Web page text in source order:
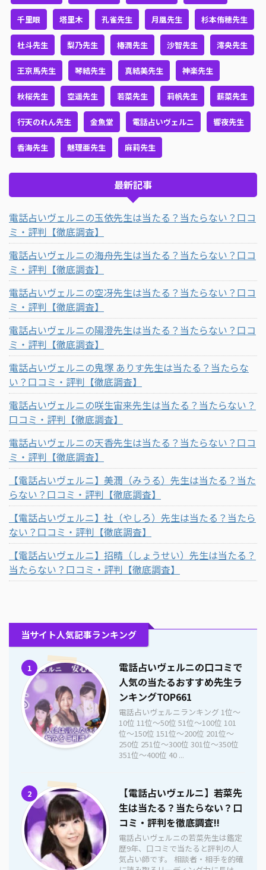
千里眼 塔里木 孔雀先生 月凰先生 杉本侑穂先生
杜斗先生 梨乃先生 椿潤先生 沙智先生 澪央先生
王京馬先生 琴結先生 真結美先生 神楽先生
秋桜先生 空遥先生 若菜先生 莉帆先生 薪菜先生
行天のれん先生 金魚堂 電話占いヴェルニ 響夜先生
香海先生 魅理亜先生 麻莉先生
最新記事
電話占いヴェルニの玉依先生は当たる？当たらない？口コ
ミ・評判【徹底調査】
電話占いヴェルニの海舟先生は当たる？当たらない？口コ
ミ・評判【徹底調査】
電話占いヴェルニの空冴先生は当たる？当たらない？口コ
ミ・評判【徹底調査】
電話占いヴェルニの陽澄先生は当たる？当たらない？口コ
ミ・評判【徹底調査】
電話占いヴェルニの鬼塚 ありす先生は当たる？当たらな
い？口コミ・評判【徹底調査】
電話占いヴェルニの咲生宙来先生は当たる？当たらない？
口コミ・評判【徹底調査】
電話占いヴェルニの天香先生は当たる？当たらない？口コ
ミ・評判【徹底調査】
【電話占いヴェルニ】美潤（みうる）先生は当たる？当た
らない？口コミ・評判【徹底調査】
【電話占いヴェルニ】社（やしろ）先生は当たる？当たら
ない？口コミ・評判【徹底調査】
【電話占いヴェルニ】招晴（しょうせい）先生は当たる？
当たらない？口コミ・評判【徹底調査】
当サイト人気記事ランキング
1
電話占いヴェルニの口コミで
人気の当たるおすすめ先生ラ
ンキングTOP661
電話占いヴェルニランキング 1位〜
10位 11位〜50位 51位〜100位 101
位〜150位 151位〜200位 201位〜
250位 251位〜300位 301位〜350位
351位〜400位 40 ...
2
【電話占いヴェルニ】若菜先
生は当たる？当たらない？口
コミ・評判を徹底調査!!
電話占いヴェルニの若菜先生は鑑定
歴9年、口コミで当たると評判の人
気占い師です。 相談者・相手を的確